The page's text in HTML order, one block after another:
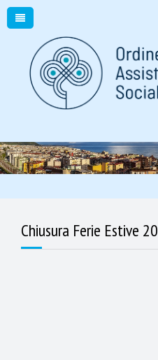
Chiusura Ferie Estive